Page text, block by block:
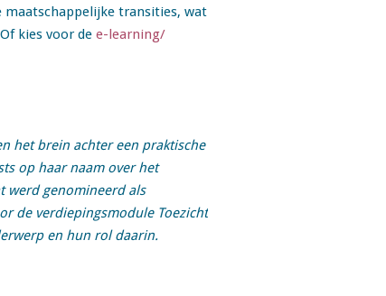
maatschappelijke transities, wat
kies voor de e-learning/
het brein achter een praktische
op haar naam over het
werd genomineerd als
de verdiepingsmodule Toezicht
en hun rol daarin.